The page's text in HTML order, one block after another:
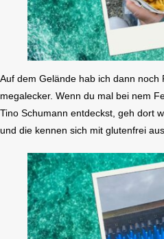
Auf dem Gelände hab ich dann noch
megalecker. Wenn du mal bei nem
Tino Schumann entdeckst, geh dort
und die kennen sich mit glutenfrei aus.